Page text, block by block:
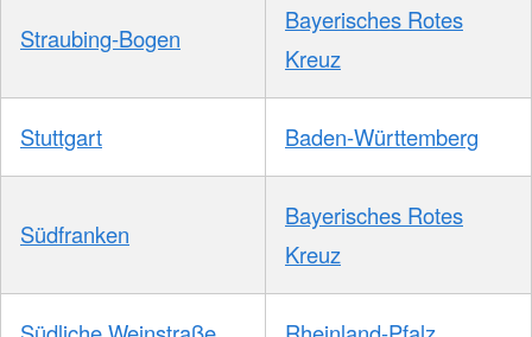
Straubing-Bogen
Bayerisches Rotes
Kreuz
Stuttgart Baden-Württemberg
Südfranken
Bayerisches Rotes
Kreuz